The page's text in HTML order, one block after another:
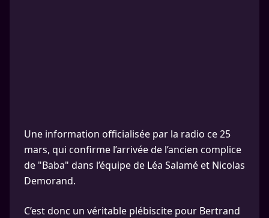
Une information officialisée par la radio ce 25
mars, qui confirme l’arrivée de l’ancien complice
de "Baba" dans l’équipe de Léa Salamé et Nicolas
Demorand.
C’est donc un véritable plébiscite pour Bertrand